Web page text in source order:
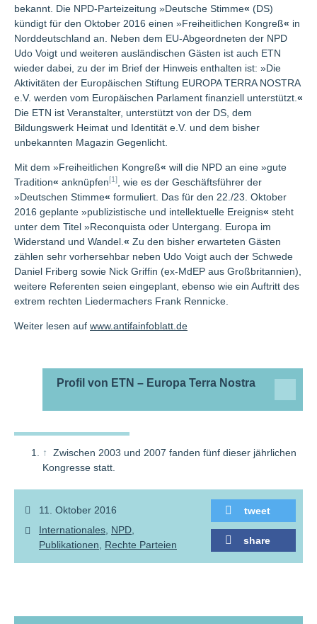
bekannt. Die NPD-Parteizeitung »Deutsche Stimme« (DS)
kündigt für den Oktober 2016 einen »Freiheitlichen Kongreß« in
Norddeutschland an. Neben dem EU-Abgeordneten der NPD
Udo Voigt und weiteren ausländischen Gästen ist auch ETN
wieder dabei, zu der im Brief der Hinweis enthalten ist: »Die
Aktivitäten der Europäischen Stiftung EUROPA TERRA NOSTRA
e.V. werden vom Europäischen Parlament finanziell unterstützt. «
Die ETN ist Veranstalter, unterstützt von der DS, dem
Bildungswerk Heimat und Identität e.V. und dem bisher
unbekannten Magazin Gegenlicht.
Mit dem »Freiheitlichen Kongreß« will die NPD an eine »gute
Tradition« anknüpfen[1]
, wie es der Geschäftsführer der
»Deutschen Stimme« formuliert. Das für den 22./23. Oktober
2016 geplante »publizistische und intellektuelle Ereignis« steht
unter dem Titel »Reconquista oder Untergang. Europa im
Widerstand und Wandel. « Zu den bisher erwarteten Gästen
zählen sehr vorhersehbar neben Udo Voigt auch der Schwede
Daniel Friberg sowie Nick Griffin (ex-MdEP aus Großbritannien),
weitere Referenten seien eingeplant, ebenso wie ein Auftritt des
extrem rechten Liedermachers Frank Rennicke.
Weiter lesen auf www.antifainfoblatt.de
Profil von ETN – Europa Terra Nostra
↑
Zwischen 2003 und 2007 fanden fünf dieser jährlichen
Kongresse statt.
tweet
share
11. Oktober 2016
Internationales NPD
Publikationen
Rechte Parteien